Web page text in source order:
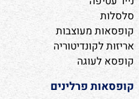
סלסלות
קופסאות מעוצבות
אריזות לקונדיטוריה
קופסא לעוגה
קופסאות פרלינים